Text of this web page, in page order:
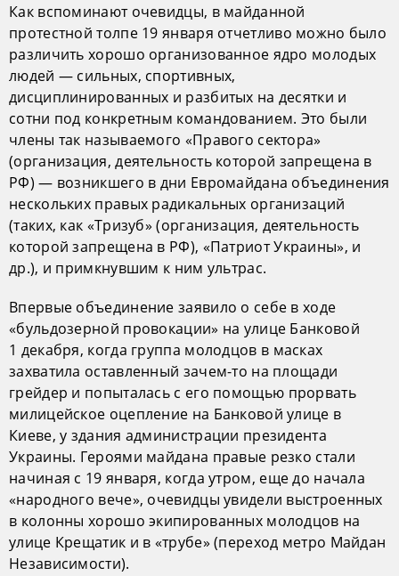
Как вспоминают очевидцы, в майданной
протестной толпе 19 января отчетливо можно было
различить хорошо организованное ядро молодых
людей — сильных, спортивных,
дисциплинированных и разбитых на десятки и
сотни под конкретным командованием. Это были
члены так называемого «Правого сектора»
(организация, деятельность которой запрещена в
РФ) — возникшего в дни Евромайдана объединения
нескольких правых радикальных организаций
(таких, как «Тризуб» (организация, деятельность
которой запрещена в РФ), «Патриот Украины», и
др.), и примкнувшим к ним ультрас.
Впервые объединение заявило о себе в ходе
«бульдозерной провокации» на улице Банковой
1 декабря, когда группа молодцов в масках
захватила оставленный зачем-то на площади
грейдер и попыталась с его помощью прорвать
милицейское оцепление на Банковой улице в
Киеве, у здания администрации президента
Украины. Героями майдана правые резко стали
начиная с 19 января, когда утром, еще до начала
«народного вече», очевидцы увидели выстроенных
в колонны хорошо экипированных молодцов на
улице Крещатик и в «трубе» (переход метро Майдан
Независимости).